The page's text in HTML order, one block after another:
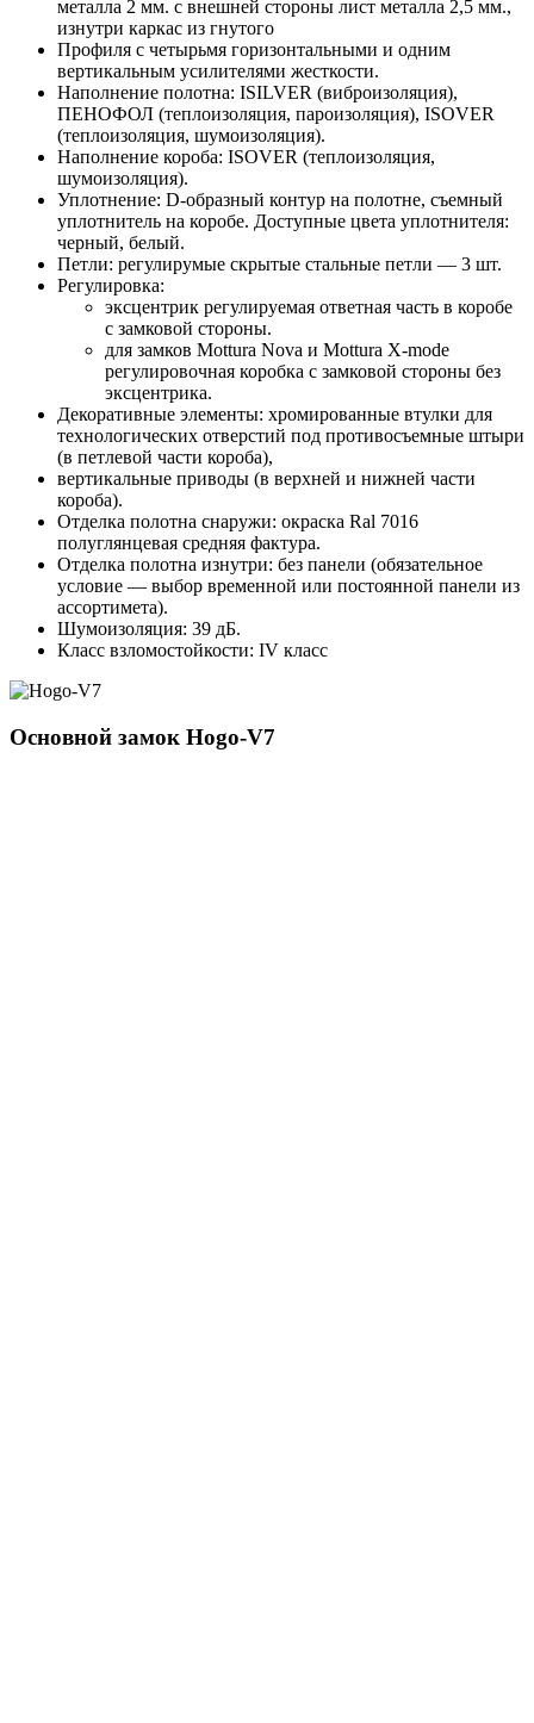
металла 2 мм. с внешней стороны лист металла 2,5 мм.,
изнутри каркас из гнутого
Профиля с четырьмя горизонтальными и одним
вертикальным усилителями жесткости.
Наполнение полотна: ISILVER (виброизоляция),
ПЕНОФОЛ (теплоизоляция, пароизоляция), ISOVER
(теплоизоляция, шумоизоляция).
Наполнение короба: ISOVER (теплоизоляция,
шумоизоляция).
Уплотнение: D-образный контур на полотне, съемный
уплотнитель на коробе. Доступные цвета уплотнителя:
черный, белый.
Петли: регулирумые скрытые стальные петли — 3 шт.
Регулировка:
эксцентрик регулируемая ответная часть в коробе
с замковой стороны.
для замков Mottura Nova и Mottura X-mode
регулировочная коробка с замковой стороны без
эксцентрика.
Декоративные элементы: хромированные втулки для
технологических отверстий под противосъемные штыри
(в петлевой части короба),
вертикальные приводы (в верхней и нижней части
короба).
Отделка полотна снаружи: окраска Ral 7016
полуглянцевая средняя фактура.
Отделка полотна изнутри: без панели (обязательное
условие — выбор временной или постоянной панели из
ассортимета).
Шумоизоляция: 39 дБ.
Класс взломостойкости: IV класс
Основной замок Hogo-V7